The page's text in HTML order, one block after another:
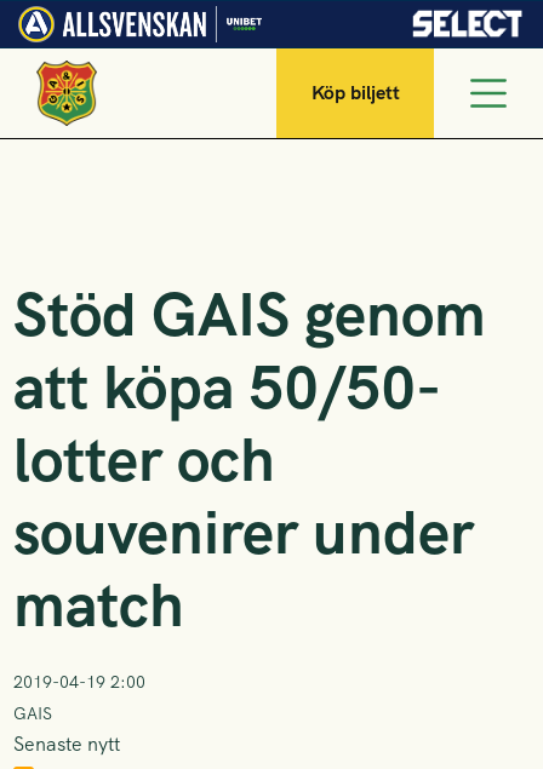
Köp biljett
Stöd GAIS genom
att köpa 50/50-
lotter och
souvenirer under
match
2019-04-19 2:00
GAIS
Senaste nytt